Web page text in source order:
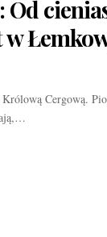
Cergową.